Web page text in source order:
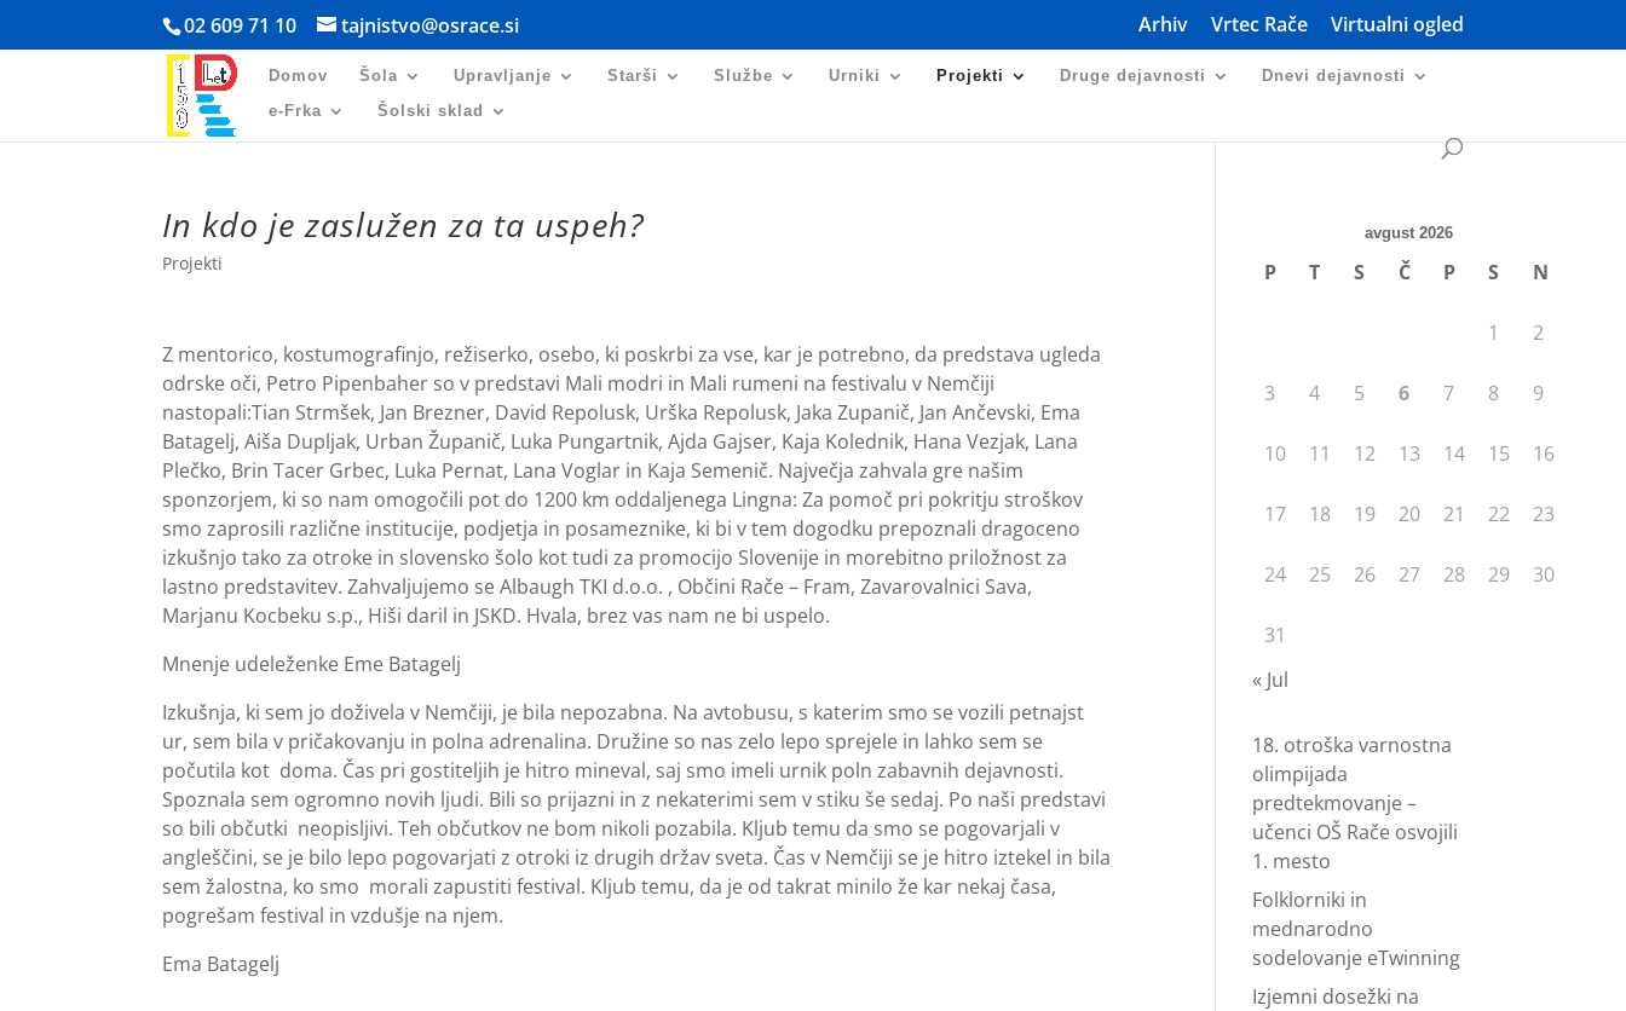
02 609 71 10 tajnistvo@osrace.si Arhiv Vrtec Rače Virtualni ogled
Domov Šola Upravljanje Starši Službe Urniki Projekti Druge dejavnosti
Dnevi dejavnosti
e-Frka
Šolski sklad
In kdo je zaslužen za ta uspeh?
Projekti
Z mentorico, kostumografinjo, režiserko, osebo, ki poskrbi za vse, kar je potrebno, da predstava ugleda
odrske oči, Petro Pipenbaher so v predstavi Mali modri in Mali rumeni na festivalu v Nemčiji
nastopali:Tian Strmšek, Jan Brezner, David Repolusk, Urška Repolusk, Jaka Zupanič, Jan Ančevski, Ema
Batagelj, Aiša Dupljak, Urban Županič, Luka Pungartnik, Ajda Gajser, Kaja Kolednik, Hana Vezjak, Lana
Plečko, Brin Tacer Grbec, Luka Pernat, Lana Voglar in Kaja Semenič. Največja zahvala gre našim
sponzorjem, ki so nam omogočili pot do 1200 km oddaljenega Lingna: Za pomoč pri pokritju stroškov
smo zaprosili različne institucije, podjetja in posameznike, ki bi v tem dogodku prepoznali dragoceno
izkušnjo tako za otroke in slovensko šolo kot tudi za promocijo Slovenije in morebitno priložnost za
lastno predstavitev. Zahvaljujemo se Albaugh TKI d.o.o. , Občini Rače – Fram, Zavarovalnici Sava,
Marjanu Kocbeku s.p., Hiši daril in JSKD. Hvala, brez vas nam ne bi uspelo.
Mnenje udeleženke Eme Batagelj
Izkušnja, ki sem jo doživela v Nemčiji, je bila nepozabna. Na avtobusu, s katerim smo se vozili petnajst
ur, sem bila v pričakovanju in polna adrenalina. Družine so nas zelo lepo sprejele in lahko sem se
počutila kot doma. Čas pri gostiteljih je hitro mineval, saj smo imeli urnik poln zabavnih dejavnosti.
Spoznala sem ogromno novih ljudi. Bili so prijazni in z nekaterimi sem v stiku še sedaj. Po naši predstavi
so bili občutki neopisljivi. Teh občutkov ne bom nikoli pozabila. Kljub temu da smo se pogovarjali v
angleščini, se je bilo lepo pogovarjati z otroki iz drugih držav sveta. Čas v Nemčiji se je hitro iztekel in bila
sem žalostna, ko smo morali zapustiti festival. Kljub temu, da je od takrat minilo že kar nekaj časa,
pogrešam festival in vzdušje na njem.
Ema Batagelj
avgust 2026
P T S Č P S N
1 2
3 4 5 6 7 8 9
10 11 12 13 14 15 16
17 18 19 20 21 22 23
24 25 26 27 28 29 30
31
« Jul
18. otroška varnostna
olimpijada
predtekmovanje –
učenci OŠ Rače osvojili
1. mesto
Folklorniki in
mednarodno
sodelovanje eTwinning
Izjemni dosežki na